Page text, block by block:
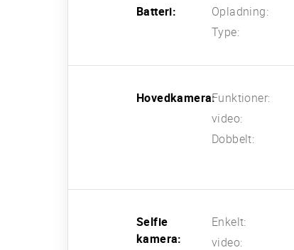
Batteri: Opladning:
Type:
Hovedkamera:Funktioner:
video:
Dobbelt:
Selfie
kamera:
Enkelt:
video: